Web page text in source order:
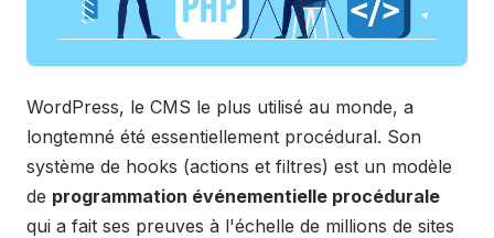
WordPress, le CMS le plus utilisé au monde, a
longtemné été essentiellement procédural. Son
système de hooks (actions et filtres) est un modèle
de programmation événementielle procédurale
qui a fait ses preuves à l'échelle de millions de sites